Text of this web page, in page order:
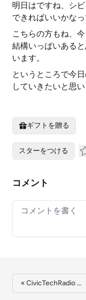
明日はですね、シ
できればいいかな
こちらの方もね、
結構いっぱいある
います。
というところで今
していきたいと思
ギフトを贈る
スターをつける
コメント
Your comment
« CivicTechRadio …